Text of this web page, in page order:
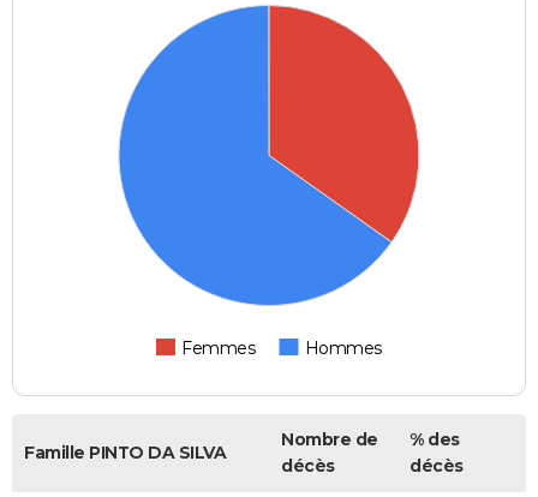
Femmes Hommes
Famille PINTO DA SILVA
Nombre de
décès
% des
décès